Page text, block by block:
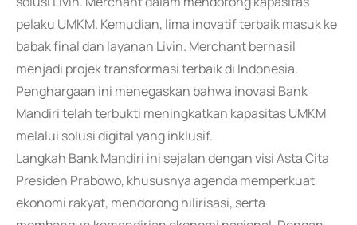
pelaku UMKM. Kemudian, lima inovatif terbaik masuk ke
babak final dan layanan Livin. Merchant berhasil
menjadi projek transformasi terbaik di Indonesia.
Penghargaan ini menegaskan bahwa inovasi Bank
Mandiri telah terbukti meningkatkan kapasitas UMKM
melalui solusi digital yang inklusif.
Langkah Bank Mandiri ini sejalan dengan visi Asta Cita
Presiden Prabowo, khususnya agenda memperkuat
ekonomi rakyat, mendorong hilirisasi, serta